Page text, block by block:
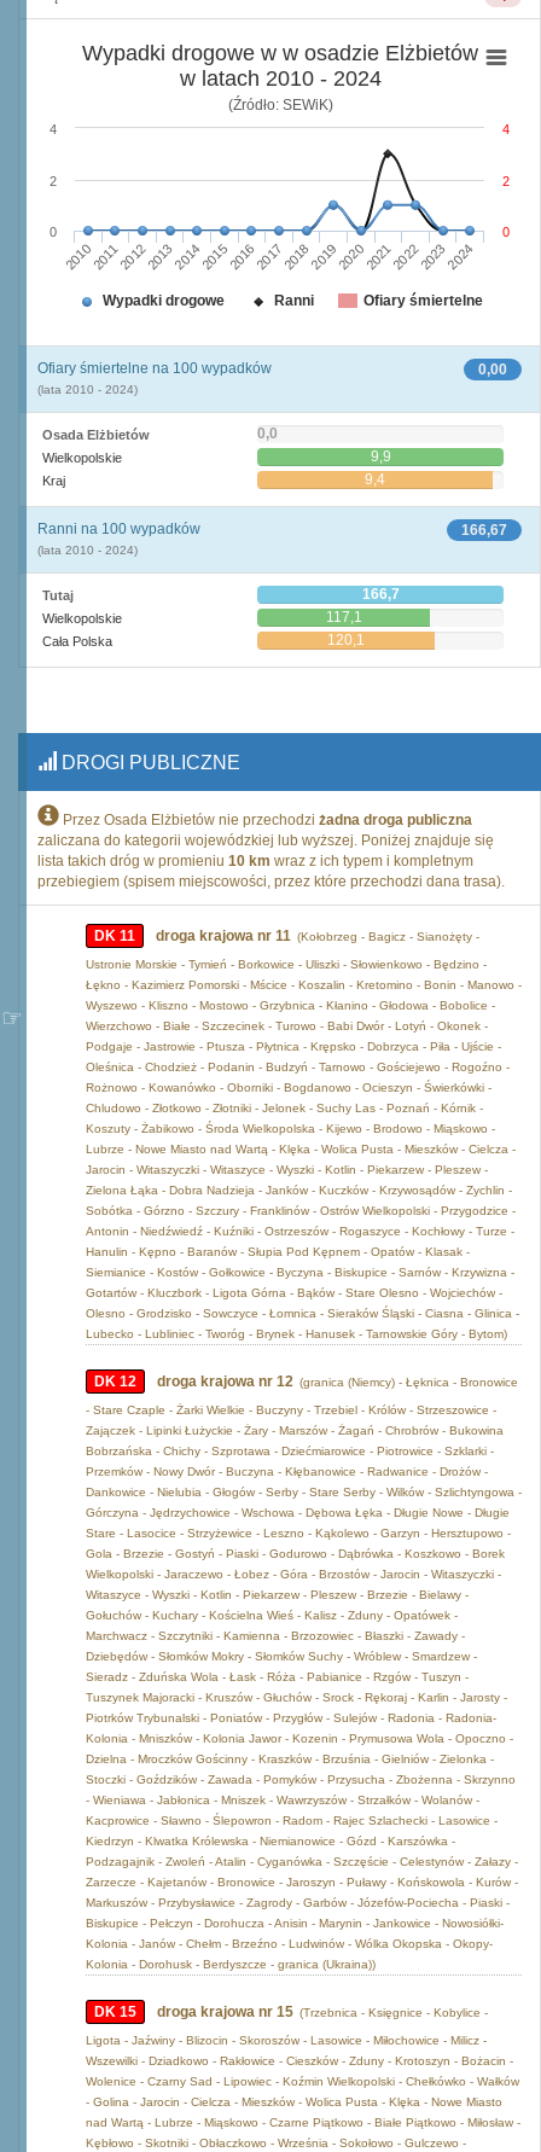
Wypadki drogowe w w osadzie Elżbietów
w latach 2010 - 2024
(Źródło: SEWiK)
201020112012201320142015201620172018201920202021202220232024
0
2
4
0
2
4
Wypadki drogowe Ranni Ofiary śmiertelne
0,00
Ofiary śmiertelne na 100 wypadków
(lata 2010 - 2024)
Osada Elżbietów 0,0
Wielkopolskie 9,9
Kraj 9,4
166,67
Ranni na 100 wypadków
(lata 2010 - 2024)
Tutaj 166,7
Wielkopolskie 117,1
Cała Polska 120,1
DROGI PUBLICZNE
Przez Osada Elżbietów nie przechodzi żadna droga publiczna
zaliczana do kategorii wojewódzkiej lub wyższej. Poniżej znajduje się
lista takich dróg w promieniu 10 km wraz z ich typem i kompletnym
przebiegiem (spisem miejscowości, przez które przechodzi dana trasa).
DK 11 droga krajowa nr 11 (Kołobrzeg - Bagicz - Sianożęty -
Ustronie Morskie - Tymień - Borkowice - Uliszki - Słowienkowo - Będzino -
Łękno - Kazimierz Pomorski - Mścice - Koszalin - Kretomino - Bonin - Manowo -
Wyszewo - Kliszno - Mostowo - Grzybnica - Kłanino - Głodowa - Bobolice -
Wierzchowo - Białe - Szczecinek - Turowo - Babi Dwór - Lotyń - Okonek -
Podgaje - Jastrowie - Ptusza - Płytnica - Krępsko - Dobrzyca - Piła - Ujście -
Oleśnica - Chodzież - Podanin - Budzyń - Tarnowo - Gościejewo - Rogoźno -
Rożnowo - Kowanówko - Oborniki - Bogdanowo - Ocieszyn - Świerkówki -
Chludowo - Złotkowo - Złotniki - Jelonek - Suchy Las - Poznań - Kórnik -
Koszuty - Żabikowo - Środa Wielkopolska - Kijewo - Brodowo - Miąskowo -
Lubrze - Nowe Miasto nad Wartą - Klęka - Wolica Pusta - Mieszków - Cielcza -
Jarocin - Witaszyczki - Witaszyce - Wyszki - Kotlin - Piekarzew - Pleszew -
Zielona Łąka - Dobra Nadzieja - Janków - Kuczków - Krzywosądów - Zychlin -
Sobótka - Górzno - Szczury - Franklinów - Ostrów Wielkopolski - Przygodzice -
Antonin - Niedźwiedź - Kuźniki - Ostrzeszów - Rogaszyce - Kochłowy - Turze -
Hanulin - Kępno - Baranów - Słupia Pod Kępnem - Opatów - Klasak -
Siemianice - Kostów - Gołkowice - Byczyna - Biskupice - Sarnów - Krzywizna -
Gotartów - Kluczbork - Ligota Górna - Bąków - Stare Olesno - Wojciechów -
Olesno - Grodzisko - Sowczyce - Łomnica - Sieraków Śląski - Ciasna - Glinica -
Lubecko - Lubliniec - Tworóg - Brynek - Hanusek - Tarnowskie Góry - Bytom)
DK 12 droga krajowa nr 12 (granica (Niemcy) - Łęknica - Bronowice
- Stare Czaple - Żarki Wielkie - Buczyny - Trzebiel - Królów - Strzeszowice -
Zajączek - Lipinki Łużyckie - Żary - Marszów - Żagań - Chrobrów - Bukowina
Bobrzańska - Chichy - Szprotawa - Dziećmiarowice - Piotrowice - Szklarki -
Przemków - Nowy Dwór - Buczyna - Kłębanowice - Radwanice - Drożów -
Dankowice - Nielubia - Głogów - Serby - Stare Serby - Wilków - Szlichtyngowa -
Górczyna - Jędrzychowice - Wschowa - Dębowa Łęka - Długie Nowe - Długie
Stare - Lasocice - Strzyżewice - Leszno - Kąkolewo - Garzyn - Hersztupowo -
Gola - Brzezie - Gostyń - Piaski - Godurowo - Dąbrówka - Koszkowo - Borek
Wielkopolski - Jaraczewo - Łobez - Góra - Brzostów - Jarocin - Witaszyczki -
Witaszyce - Wyszki - Kotlin - Piekarzew - Pleszew - Brzezie - Bielawy -
Gołuchów - Kuchary - Kościelna Wieś - Kalisz - Zduny - Opatówek -
Marchwacz - Szczytniki - Kamienna - Brzozowiec - Błaszki - Zawady -
Dziebędów - Słomków Mokry - Słomków Suchy - Wróblew - Smardzew -
Sieradz - Zduńska Wola - Łask - Róża - Pabianice - Rzgów - Tuszyn -
Tuszynek Majoracki - Kruszów - Głuchów - Srock - Rękoraj - Karlin - Jarosty -
Piotrków Trybunalski - Poniatów - Przygłów - Sulejów - Radonia - Radonia-
Kolonia - Mniszków - Kolonia Jawor - Kozenin - Prymusowa Wola - Opoczno -
Dzielna - Mroczków Gościnny - Kraszków - Brzuśnia - Gielniów - Zielonka -
Stoczki - Goździków - Zawada - Pomyków - Przysucha - Zbożenna - Skrzynno
- Wieniawa - Jabłonica - Mniszek - Wawrzyszów - Strzałków - Wolanów -
Kacprowice - Sławno - Ślepowron - Radom - Rajec Szlachecki - Lasowice -
Kiedrzyn - Klwatka Królewska - Niemianowice - Gózd - Karszówka -
Podzagajnik - Zwoleń - Atalin - Cyganówka - Szczęście - Celestynów - Załazy -
Zarzecze - Kajetanów - Bronowice - Jaroszyn - Puławy - Końskowola - Kurów -
Markuszów - Przybysławice - Zagrody - Garbów - Józefów-Pociecha - Piaski -
Biskupice - Pełczyn - Dorohucza - Anisin - Marynin - Jankowice - Nowosiółki-
Kolonia - Janów - Chełm - Brzeźno - Ludwinów - Wólka Okopska - Okopy-
Kolonia - Dorohusk - Berdyszcze - granica (Ukraina))
DK 15 droga krajowa nr 15 (Trzebnica - Księgnice - Kobylice -
Ligota - Jaźwiny - Blizocin - Skoroszów - Lasowice - Miłochowice - Milicz -
Wszewilki - Dziadkowo - Rakłowice - Cieszków - Zduny - Krotoszyn - Bożacin -
Wolenice - Czarny Sad - Lipowiec - Koźmin Wielkopolski - Chełkówko - Wałków
- Golina - Jarocin - Cielcza - Mieszków - Wolica Pusta - Klęka - Nowe Miasto
nad Wartą - Lubrze - Miąskowo - Czarne Piątkowo - Białe Piątkowo - Miłosław -
Kębłowo - Skotniki - Obłaczkowo - Września - Sokołowo - Gulczewo -